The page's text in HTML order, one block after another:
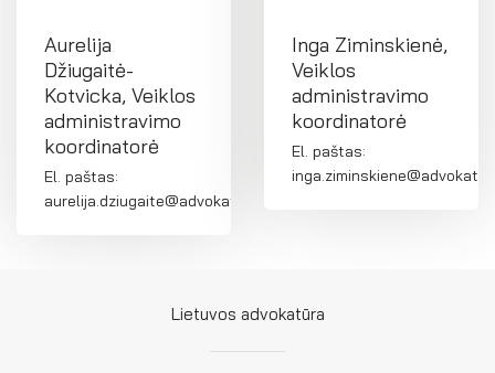
Aurelija
Džiugaitė-
Kotvicka, Veiklos
administravimo
koordinatorė
El. paštas:
aurelija.dziugaite@advokatura.lt
Inga Ziminskienė,
Veiklos
administravimo
koordinatorė
El. paštas:
Lietuvos advokatūra